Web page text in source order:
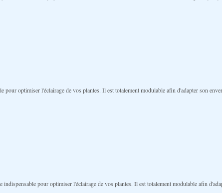
optimiser l'éclairage de vos plantes. Il est totalement modulable afin d'adapter son
pour optimiser l'éclairage de vos plantes. Il est totalement modulable afin